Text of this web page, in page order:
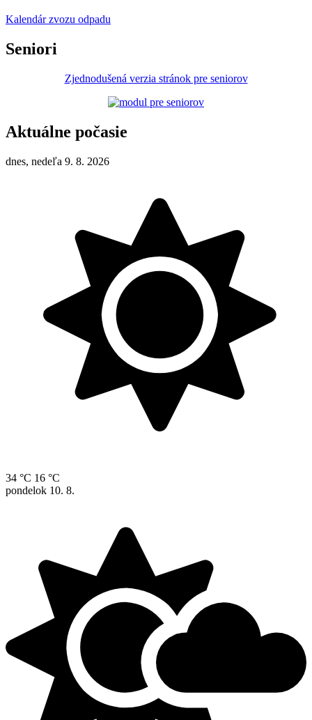
Kalendár zvozu odpadu
Seniori
Zjednodušená verzia stránok pre seniorov
Aktuálne počasie
dnes, nedeľa 9. 8. 2026
34 °C 16 °C
pondelok 10. 8.